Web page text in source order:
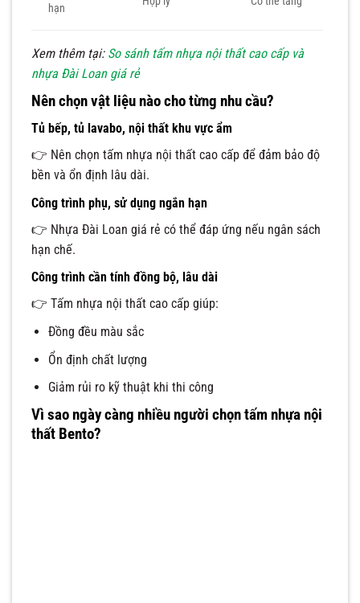
hạn
Xem thêm tại: So sánh tấm nhựa nội thất cao cấp và
nhựa Đài Loan giá rẻ
Nên chọn vật liệu nào cho từng nhu cầu?
Tủ bếp, tủ lavabo, nội thất khu vực ẩm
👉 Nên chọn tấm nhựa nội thất cao cấp để đảm bảo độ
bền và ổn định lâu dài.
Công trình phụ, sử dụng ngắn hạn
👉 Nhựa Đài Loan giá rẻ có thể đáp ứng nếu ngân sách
hạn chế.
Công trình cần tính đồng bộ, lâu dài
👉 Tấm nhựa nội thất cao cấp giúp:
Đồng đều màu sắc
Ổn định chất lượng
Giảm rủi ro kỹ thuật khi thi công
Vì sao ngày càng nhiều người chọn tấm nhựa nội
thất Bento?